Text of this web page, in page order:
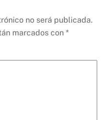
no será publicada.
marcados con*